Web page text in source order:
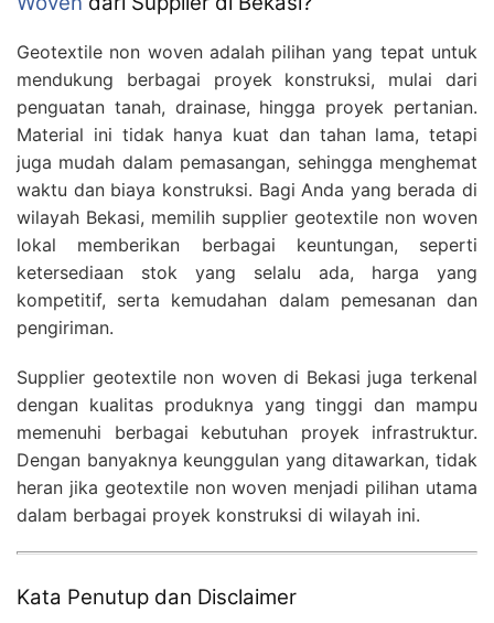
Geotextile non woven adalah pilihan yang tepat untuk
mendukung berbagai proyek konstruksi, mulai dari
penguatan tanah, drainase, hingga proyek pertanian.
Material ini tidak hanya kuat dan tahan lama, tetapi
juga mudah dalam pemasangan, sehingga menghemat
waktu dan biaya konstruksi. Bagi Anda yang berada di
wilayah Bekasi, memilih supplier geotextile non woven
lokal memberikan berbagai keuntungan, seperti
ketersediaan stok yang selalu ada, harga yang
kompetitif, serta kemudahan dalam pemesanan dan
pengiriman.
Supplier geotextile non woven di Bekasi juga terkenal
dengan kualitas produknya yang tinggi dan mampu
memenuhi berbagai kebutuhan proyek infrastruktur.
Dengan banyaknya keunggulan yang ditawarkan, tidak
heran jika geotextile non woven menjadi pilihan utama
dalam berbagai proyek konstruksi di wilayah ini.
Kata Penutup dan Disclaimer